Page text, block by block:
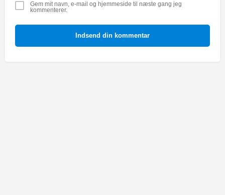
Gem mit navn, e-mail og hjemmeside til næste gang jeg
kommenterer.
Indsend din kommentar